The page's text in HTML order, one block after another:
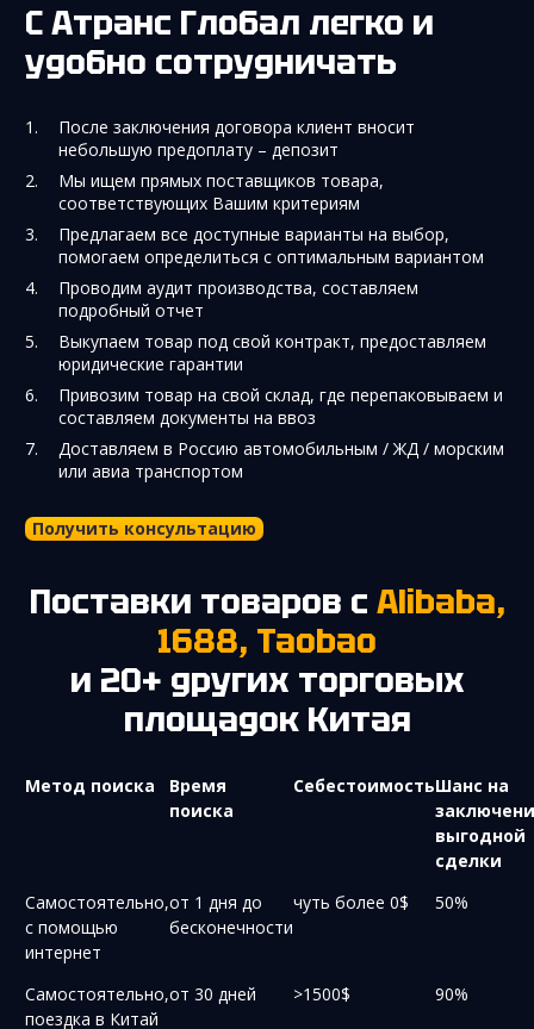
С Атранс Глобал легко и
удобно сотрудничать
После заключения договора клиент вносит
небольшую предоплату – депозит
Мы ищем прямых поставщиков товара,
соответствующих Вашим критериям
Предлагаем все доступные варианты на выбор,
помогаем определиться с оптимальным вариантом
Проводим аудит производства, составляем
подробный отчет
Выкупаем товар под свой контракт, предоставляем
юридические гарантии
Привозим товар на свой склад, где перепаковываем и
составляем документы на ввоз
Доставляем в Россию автомобильным / ЖД / морским
или авиа транспортом
Получить консультацию
Поставки товаров с Alibaba,
1688, Taobao
и 20+ других торговых
площадок Китая
Метод поиска
Время
поиска
СебестоимостьШанс на
выгодной
сделки
Самостоятельно,
с помощью
интернет
от 1 дня до
бесконечности
чуть более 0$ 50%
Самостоятельно,
поездка в Китай
от 30 дней >1500$ 90%